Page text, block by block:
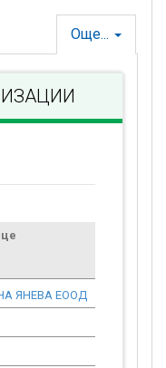
Още...
ЯНЕВА ЕООД